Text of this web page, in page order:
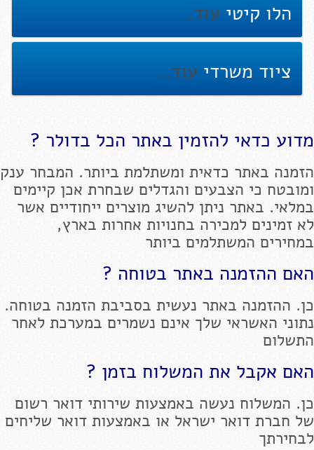
הלו קיטי עוד..
ציוד משרדי עוד..
מדוע כדאי להזמין באתר הכל בדולר ?
הזמנה באתר כדאית ומשתלמת ביותר. המבחר ענק
ומובטח כי הצבעים והגדלים שבחרת אכן קיימים
במלאי. באתר ניתן להשיג מוצרים ייחודיים אשר
לא זמינים למכירה בחנויות אחרות בארץ,
במחירים המשתלמים ביותר
האם ההזמנה באתר בטוחה ?
כן. ההזמנה באתר נעשית בסביבת הזמנה בטוחה.
נתוני האשראי שלך אינם נשמרים במערכת לאחר
התשלום
האם אקבל את המשלוח בזמן ?
כן. המשלוח נעשה באמצעות שירותי דואר רשום
של חברת דואר ישראל או באמצעות דואר שליחים
לבחירתך